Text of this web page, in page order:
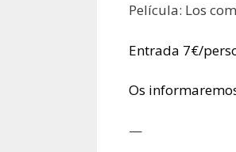
Película: Los
Entrada 7€/
Os
—